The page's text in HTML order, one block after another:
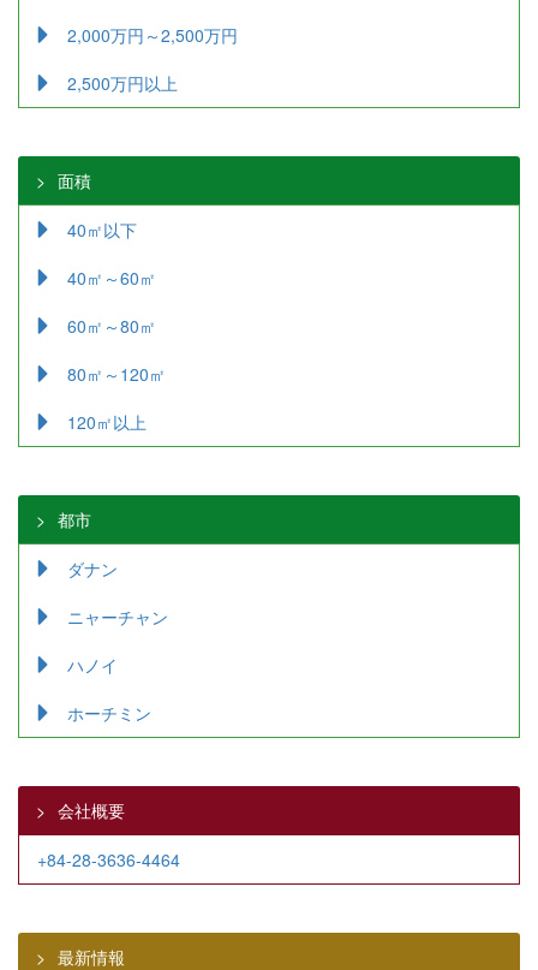
2,000万円～2,500万円
2,500万円以上
面積
40㎡以下
40㎡～60㎡
60㎡～80㎡
80㎡～120㎡
120㎡以上
都市
ダナン
ニャーチャン
ハノイ
ホーチミン
会社概要
+84-28-3636-4464
最新情報